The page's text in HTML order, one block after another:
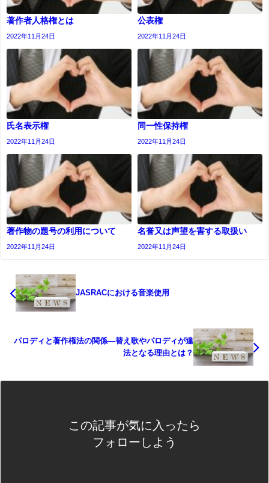
著作者人格権とは
2022年11月24日
公表権
2022年11月24日
氏名表示権
2022年11月24日
同一性保持権
2022年11月24日
著作物の題号の利用について
2022年11月24日
名誉又は声望を害する取扱い
2022年11月24日
JASRACにおける音楽使用
パロディと著作権法の関係—替え歌やパロディが違
法となる理由とは？
この記事が気に入ったら
フォローしよう